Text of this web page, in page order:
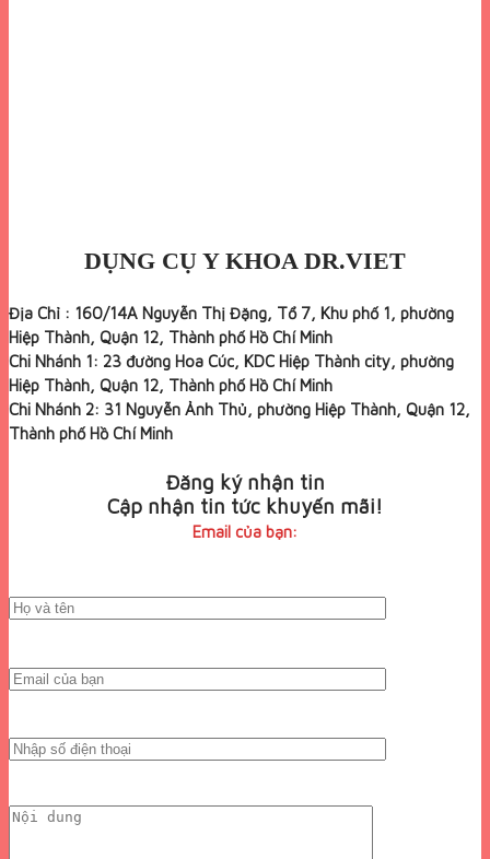
DỤNG CỤ Y KHOA DR.VIET
Địa Chỉ : 160/14A Nguyễn Thị Đặng, Tổ 7, Khu phố 1, phường
Hiệp Thành, Quận 12, Thành phố Hồ Chí Minh
Chi Nhánh 1: 23 đường Hoa Cúc, KDC Hiệp Thành city, phường
Hiệp Thành, Quận 12, Thành phố Hồ Chí Minh
Chi Nhánh 2: 31 Nguyễn Ảnh Thủ, phường Hiệp Thành, Quận 12,
Thành phố Hồ Chí Minh
Đăng ký nhận tin
Cập nhận tin tức khuyến mãi!
Email của bạn: